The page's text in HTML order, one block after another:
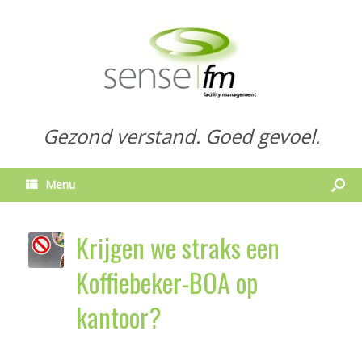
Gezond verstand. Goed gevoel.
Menu
Krijgen we straks een
Koffiebeker-BOA op
kantoor?